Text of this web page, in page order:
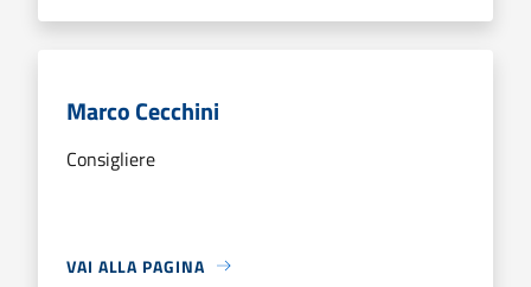
Marco Cecchini
Consigliere
VAI ALLA PAGINA